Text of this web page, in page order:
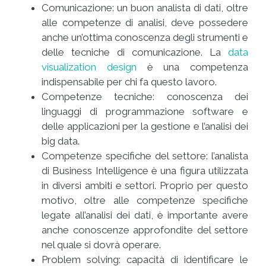
Comunicazione: un buon analista di dati, oltre
alle competenze di analisi, deve possedere
anche un’ottima conoscenza degli strumenti e
delle tecniche di comunicazione. La data
visualization design è una competenza
indispensabile per chi fa questo lavoro.
Competenze tecniche: conoscenza dei
linguaggi di programmazione software e
delle applicazioni per la gestione e l’analisi dei
big data.
Competenze specifiche del settore: l’analista
di Business Intelligence è una figura utilizzata
in diversi ambiti e settori. Proprio per questo
motivo, oltre alle competenze specifiche
legate all’analisi dei dati, è importante avere
anche conoscenze approfondite del settore
nel quale si dovrà operare.
Problem solving: capacità di identificare le